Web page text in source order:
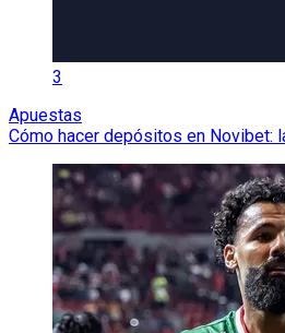
3
Apuestas
Cómo hacer depósitos en Novibet: